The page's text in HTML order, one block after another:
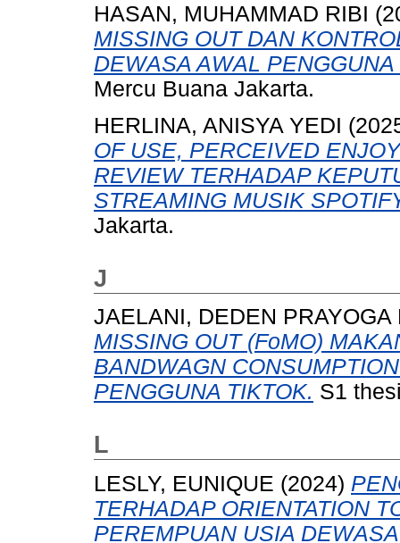
HASAN, MUHAMMAD RIBI
MISSING OUT DAN
DEWASA AWAL
Mercu Buana Jakarta.
HERLINA, ANISYA YEDI
OF USE, PERCEIVED
REVIEW TERHADAP
STREAMING MUSIK
Jakarta.
J
JAELANI, DEDEN PRAYOGA
MISSING OUT (FoMO)
BANDWAGN
PENGGUNA TIKTOK. S1
L
LESLY, EUNIQUE (2024)
TERHADAP ORIENTATION
PEREMPUAN USIA